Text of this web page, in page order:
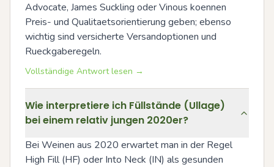
Advocate, James Suckling oder Vinous koennen
Preis- und Qualitaetsorientierung geben; ebenso
wichtig sind versicherte Versandoptionen und
Rueckgaberegeln.
Vollständige Antwort lesen →
Wie interpretiere ich Füllstände (Ullage)
bei einem relativ jungen 2020er?
Bei Weinen aus 2020 erwartet man in der Regel
High Fill (HF) oder Into Neck (IN) als gesunden